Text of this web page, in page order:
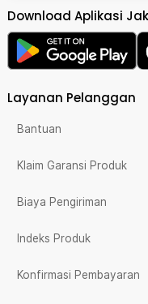
Download Aplikasi
Layanan Pelanggan
Bantuan
Klaim Garansi Produk
Biaya Pengiriman
Indeks Produk
Konfirmasi Pembayaran